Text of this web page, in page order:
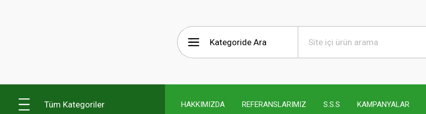
Tüm Kategoriler HAKKIMIZDA REFERANSLARIMIZ S.S.S KAMPANYALAR